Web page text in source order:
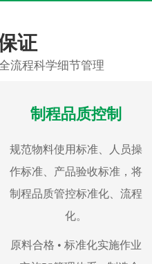
证
流程科学细节管理
制程品质控制
规范物料使用标准、人员操
作标准、产品验收标准，将
制程品质管控标准化、流程
化。
原料合格 • 标准化实施作业